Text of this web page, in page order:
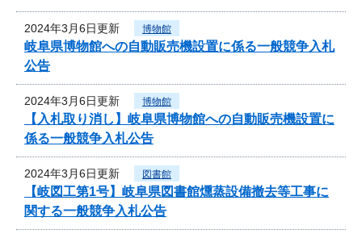
2024年3月6日更新 博物館
岐阜県博物館への自動販売機設置に係る一般競争入札
公告
2024年3月6日更新 博物館
【入札取り消し】岐阜県博物館への自動販売機設置に
係る一般競争入札公告
2024年3月6日更新 図書館
【岐図工第1号】岐阜県図書館燻蒸設備撤去等工事に
関する一般競争入札公告